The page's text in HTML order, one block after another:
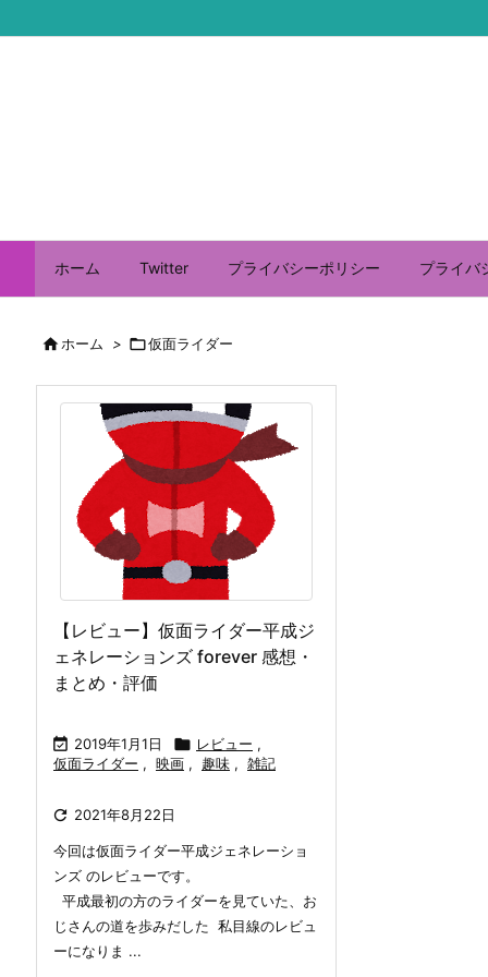
ホーム Twitter プライバシーポリシー プライバ
ホーム > 仮面ライダー
【レビュー】仮面ライダー平成ジ
ェネレーションズ forever 感想・
まとめ・評価
 2019年1月1日  レビュー ,
仮面ライダー , 映画 , 趣味 , 雑記
 2021年8月22日
今回は仮面ライダー平成ジェネレーショ
ンズ のレビューです。
平成最初の方のライダーを見ていた、お
じさんの道を歩みだした 私目線のレビュ
ーになりま ...